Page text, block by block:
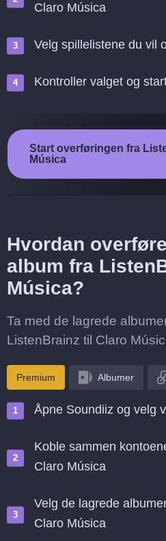
Claro Música
Velg spillelistene du vil
Kontroller valget og
Start overføringen fra
Música
Hvordan
album fra
Música?
Ta med de lagrede
ListenBrainz til Claro
Premium Albumer
Åpne Soundiiz og velg
Koble sammen
Claro Música
Velg de lagrede
Claro Música